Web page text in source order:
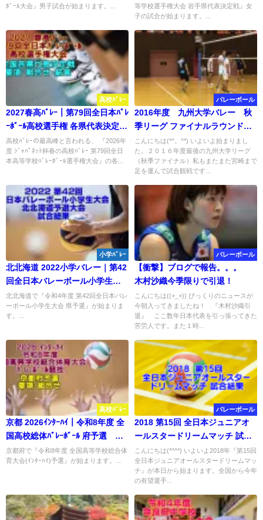
ﾎﾞｰﾙ大会』男子試合が始まります。...
等学校選手権大会 岩手県代表決定戦』女
子の試合が始まります。...
高校ﾊﾞﾚｰ
2027春高ﾊﾞﾚｰ｜第79回全日本ﾊﾞﾚ
ｰﾎﾞｰﾙ高校選手権 各県代表決定
戦 要項･組合せ･結果
高校ﾊﾞﾚｰの最高峰と言われる、 『2026年
度 ｼﾞｬﾊﾟﾈｯﾄ杯春の高校ﾊﾞﾚｰ 第79回全日
本高等学校ﾊﾞﾚｰﾎﾞｰﾙ選手権大会』の各...
バレーボール
2016年度 九州大学バレー 秋
季リーグ ファイナルラウンド
１．２日目試合結果
こんにちは(*^。^*) いよいよ始まりまし
た。２０１６年度最後の九州大学リーグ
（秋季ファイナル）私もまたまた宮崎まで
足を運んで試合観戦です...
小学ﾊﾞﾚｰ
北北海道 2022小学バレー｜第42
回全日本バレーボール小学生大
会県予選 試合結果
北北海道で『令和4年度 第42回全日本バレ
ーボール小学生大会 県予選』が始まりま
す。...
バレーボール
【衝撃】ブログで報告。。。
木村沙織今季限りで引退！
こんにちは((+_+)) びっくりのニュースが
今朝入ってきましたね！ 『木村沙織引
退』 ここ数年日本代表を引っ張ってきた
苦労人です。また１時...
高校ﾊﾞﾚｰ
京都 2026ｲﾝﾀｰﾊｲ｜令和8年度 全
国高校総体ﾊﾞﾚｰﾎﾞｰﾙ 府予選 要
項･組合せ
京都府で『令和8年度 全国高等学校総合体
育大会(ｲﾝﾀｰﾊｲ)予選』が始まります。...
バレーボール
2018 第15回 全日本ジュニアオ
ールスタードリームマッチ 試合
結果＆個人賞
こんにちは(*^^*) いよいよ2018年『第15回
全日本ジュニアオールスタードリームマッ
チ』が本日から始まります。全国から今年
の有望選手...